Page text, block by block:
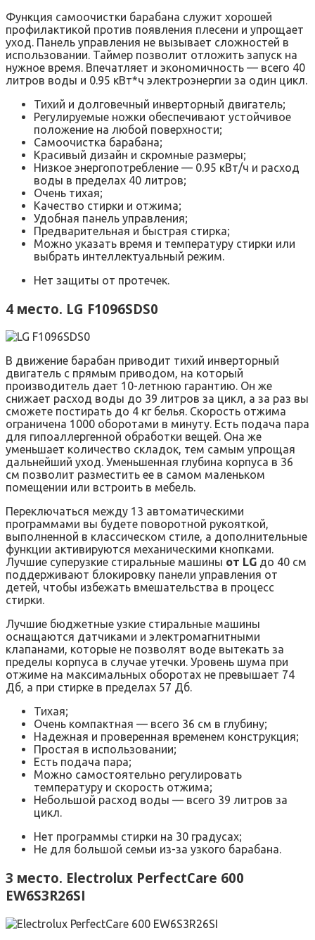
Функция самоочистки барабана служит хорошей
профилактикой против появления плесени и упрощает
уход. Панель управления не вызывает сложностей в
использовании. Таймер позволит отложить запуск на
нужное время. Впечатляет и экономичность — всего 40
литров воды и 0.95 кВт*ч электроэнергии за один цикл.
Тихий и долговечный инверторный двигатель;
Регулируемые ножки обеспечивают устойчивое
положение на любой поверхности;
Самоочистка барабана;
Красивый дизайн и скромные размеры;
Низкое энергопотребление — 0.95 кВт/ч и расход
воды в пределах 40 литров;
Очень тихая;
Качество стирки и отжима;
Удобная панель управления;
Предварительная и быстрая стирка;
Можно указать время и температуру стирки или
выбрать интеллектуальный режим.
Нет защиты от протечек.
4 место. LG F1096SDS0
В движение барабан приводит тихий инверторный
двигатель с прямым приводом, на который
производитель дает 10-летнюю гарантию. Он же
снижает расход воды до 39 литров за цикл, а за раз вы
сможете постирать до 4 кг белья. Скорость отжима
ограничена 1000 оборотами в минуту. Есть подача пара
для гипоаллергенной обработки вещей. Она же
уменьшает количество складок, тем самым упрощая
дальнейший уход. Уменьшенная глубина корпуса в 36
см позволит разместить ее в самом маленьком
помещении или встроить в мебель.
Переключаться между 13 автоматическими
программами вы будете поворотной рукояткой,
выполненной в классическом стиле, а дополнительные
функции активируются механическими кнопками.
Лучшие суперузкие стиральные машины от LG до 40 см
поддерживают блокировку панели управления от
детей, чтобы избежать вмешательства в процесс
стирки.
Лучшие бюджетные узкие стиральные машины
оснащаются датчиками и электромагнитными
клапанами, которые не позволят воде вытекать за
пределы корпуса в случае утечки. Уровень шума при
отжиме на максимальных оборотах не превышает 74
Дб, а при стирке в пределах 57 Дб.
Тихая;
Очень компактная — всего 36 см в глубину;
Надежная и проверенная временем конструкция;
Простая в использовании;
Есть подача пара;
Можно самостоятельно регулировать
температуру и скорость отжима;
Небольшой расход воды — всего 39 литров за
цикл.
Нет программы стирки на 30 градусах;
Не для большой семьи из-за узкого барабана.
3 место. Electrolux PerfectCare 600
EW6S3R26SI